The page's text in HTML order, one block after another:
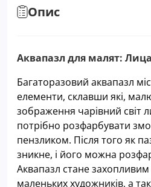
Опис
Аквапазл для малят:
Багаторазовий аквапазл
елементи, склавши які,
зображення чарівний світ
потрібно розфарбувати
пензликом. Після того як
зникне, і його можна
Аквапазл стане
маленьких художників, а